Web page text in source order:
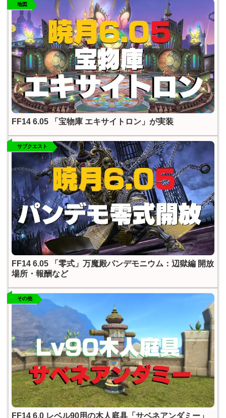
地図
FF14 6.05 「宝物庫 エキサイトロン」が実装
サブクエスト
FF14 6.05 「零式」万魔殿パンデモニウム：辺獄編 開放
場所・報酬など
その他
FF14 6.0 レベル90用の木人庭具「サベネアンダミー」